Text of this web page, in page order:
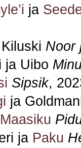
ja
Noor
ja Uibo
Sipsik,
ja
Maasiku
ja Paku